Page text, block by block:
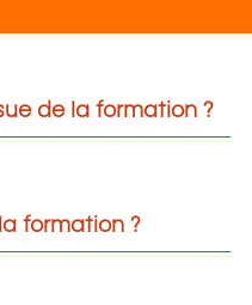
de la formation ?
formation ?